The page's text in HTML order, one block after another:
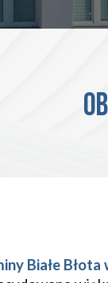
Białe Błota